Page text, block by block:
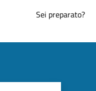
Sei preparato?